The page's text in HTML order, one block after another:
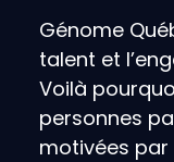
Génome
talent et
Voilà
personnes
motivées